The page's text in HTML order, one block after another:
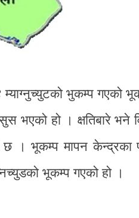
भुकम्प गएको
भएको हो । क्षतिबारे
छ । भूकम्प मापन
भूकम्प गएको हो ।